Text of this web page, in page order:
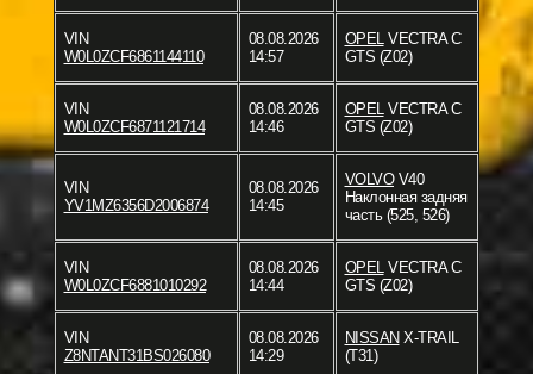
VIN
W0L0ZCF6861144110
08.08.2026
14:57
OPEL VECTRA C
GTS (Z02)
VIN
W0L0ZCF6871121714
08.08.2026
14:46
OPEL VECTRA C
GTS (Z02)
VIN
YV1MZ6356D2006874
08.08.2026
14:45
VOLVOV40
Наклонная задняя
часть (525, 526)
VIN
W0L0ZCF6881010292
08.08.2026
14:44
OPEL VECTRA C
GTS (Z02)
VIN
Z8NTANT31BS026080
08.08.2026
14:29
NISSANX-TRAIL
(T31)